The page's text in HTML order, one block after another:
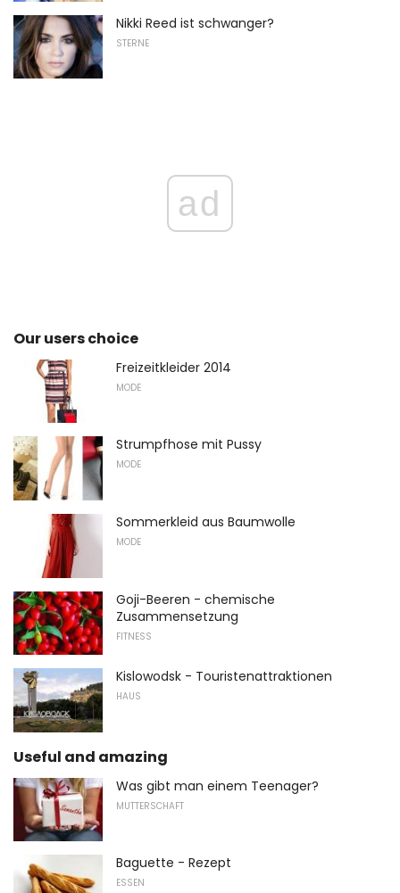
Nikki Reed ist schwanger?
STERNE
ad
Our users choice
Freizeitkleider 2014
MODE
Strumpfhose mit Pussy
MODE
Sommerkleid aus Baumwolle
MODE
Goji-Beeren - chemische
Zusammensetzung
FITNESS
Kislowodsk - Touristenattraktionen
HAUS
Useful and amazing
Was gibt man einem Teenager?
MUTTERSCHAFT
Baguette - Rezept
ESSEN